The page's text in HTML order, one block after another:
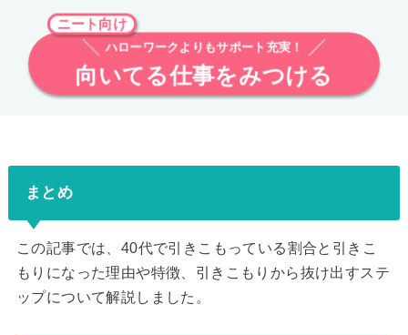
ニート向け
ハローワークよりもサポート充実！
向いてる仕事をみつける
まとめ
この記事では、40代で引きこもっている割合と引きこ
もりになった理由や特徴、引きこもりから抜け出すステ
ップについて解説しました。